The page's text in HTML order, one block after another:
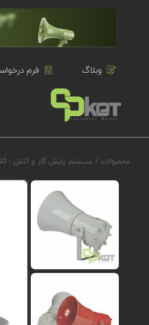
وبلاگ فرم
محصولات / سیستم پایش گاز و آتش - F&G